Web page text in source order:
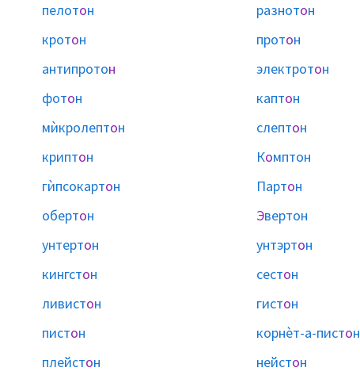
пелотон разнотон
кротон протон
антипротон электротон
фотон каптон
мѝкролептон слептон
криптон Комптон
гѝпсокартон Партон
обертон Эвертон
унтертон унтэртон
кингстон сестон
ливистон гистон
пистон корнѐт-а-пистон
плейстон нейстон